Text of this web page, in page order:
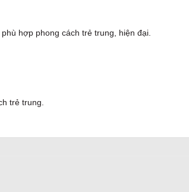
hợp phong cách trẻ trung, hiện đại.
trẻ trung.